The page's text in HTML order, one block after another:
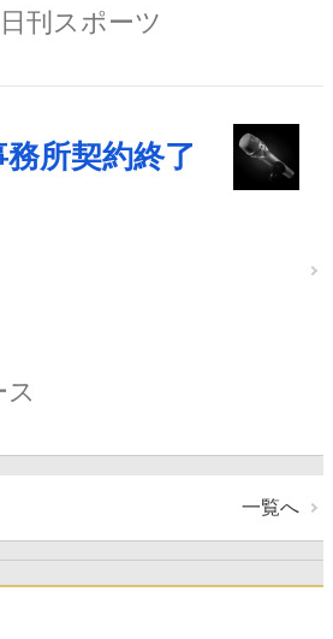
日刊スポーツ
所契約終了
一覧へ